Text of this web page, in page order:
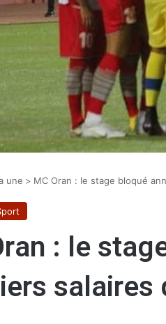
une > MC Oran : le stage bloqué
: le
salaires